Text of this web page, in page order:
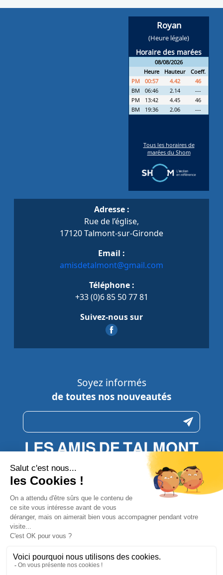
Adresse :
Rue de l’église,
17120 Talmont-sur-Gironde
Email :
amisdetalmont@gmail.com
Téléphone :
+33 (0)6 85 50 77 81
Suivez-nous sur
Soyez informés
de toutes nos nouveautés
N’hésitez pas à nous contacter
pour toute question
CONTACTEZ-NOUS
Plan du site
Politique de confidentialité